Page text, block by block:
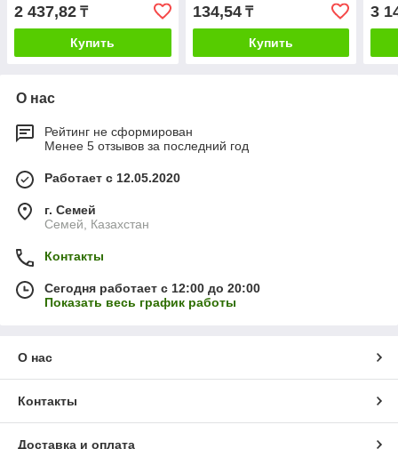
2 437,82 ₸
Купить
134,54₸
Купить
3
О нас
Рейтинг не сформирован
Менее 5 отзывов за последний год
Работает с 12.05.2020
г. Семей
Семей, Казахстан
Контакты
Сегодня работает с 12:00 до 20:00
Показать весь график работы
О нас
Контакты
Доставка и оплата